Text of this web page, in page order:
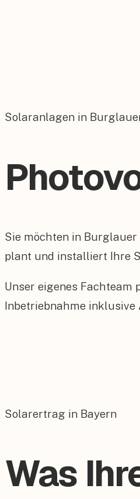
Solaranlagen in
Sie möchten in
plant und installiert Ihre
Unser eigenes
Inbetriebnahme
Solarertrag in Bayern
Was